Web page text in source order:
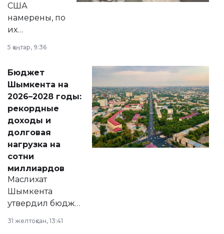
США
намерены, по
их
принести
народу
Венесуэлы.
5 қаңтар, 9:36
Бюджет
Шымкента на
2026–2028 годы:
рекордные
доходы и
долговая
нагрузка на
сотни
миллиардов
Маслихат
Шымкента
утвердил бюджет
2028 годы.
31 желтоқсан, 13:41